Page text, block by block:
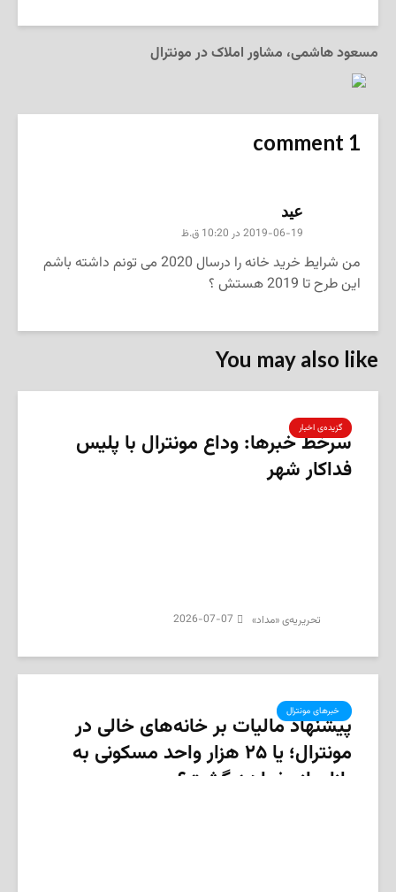
مسعود هاشمی، مشاور املاک در مونترال
1 comment
عید
2019-06-19 در 10:20 ق.ظ
من شرایط خرید خانه را درسال 2020 می تونم داشته باشم
این طرح تا 2019 هستش ؟
You may also like
گزیده‌ی‌ اخبار
سرخط خبرها: وداع مونترال با پلیس
فداکار شهر
تحریریه‌ی «مداد» 2026-07-07
‌ خبرهای مونترال
پیشنهاد مالیات بر خانه‌های خالی در
مونترال؛ یا ۲۵ هزار واحد مسکونی به
بازار باز خواهد گشت؟